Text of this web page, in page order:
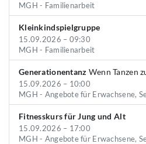
MGH - Familienarbeit
Kleinkindspielgruppe
15.09.2026 – 09:30
MGH - Familienarbeit
Generationentanz Wenn Tanzen
15.09.2026 – 10:00
MGH - Angebote für Erwachsene,
Fitnesskurs für Jung und Alt
15.09.2026 – 17:00
MGH - Angebote für Erwachsene,